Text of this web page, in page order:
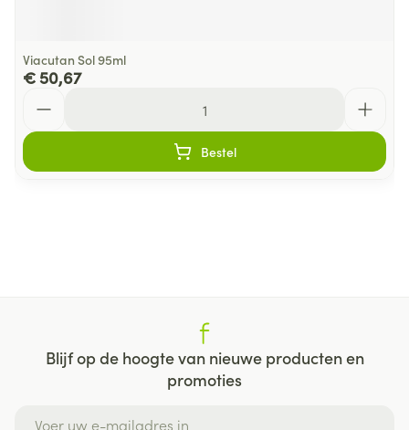
Viacutan Sol 95ml
€ 50,67
Bestel
Blijf op de hoogte van nieuwe producten en
promoties